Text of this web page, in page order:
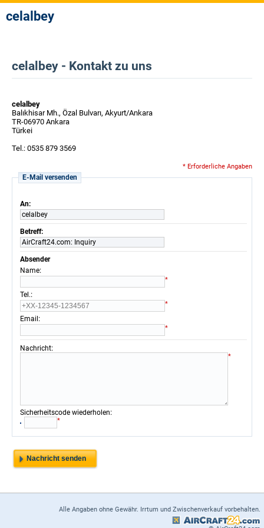
celalbey
celalbey - Kontakt zu uns
celalbey
Balıkhisar Mh., Özal Bulvarı, Akyurt/Ankara
TR-06970 Ankara
Türkei
Tel.: 0535 879 3569
* Erforderliche Angaben
E-Mail versenden
An:
celalbey
Betreff:
AirCraft24.com: Inquiry
Absender
Name:
*
Tel.:
*
Email :
*
Nachricht:
*
Sicherheitscode wiederholen:
*
Alle Angaben ohne Gewähr. Irrtum und Zwischenverkauf vorbehalten.